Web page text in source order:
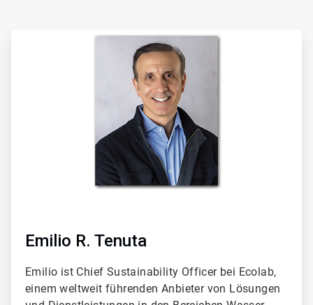
Emilio R. Tenuta
Emilio ist Chief Sustainability Officer bei Ecolab,
einem weltweit führenden Anbieter von Lösungen